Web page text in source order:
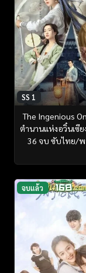
SS 1
The Ingenious
ตำนานแห่งอวิ๋นเซี
36 จบ ซับไทย/พ
จบแล้ว